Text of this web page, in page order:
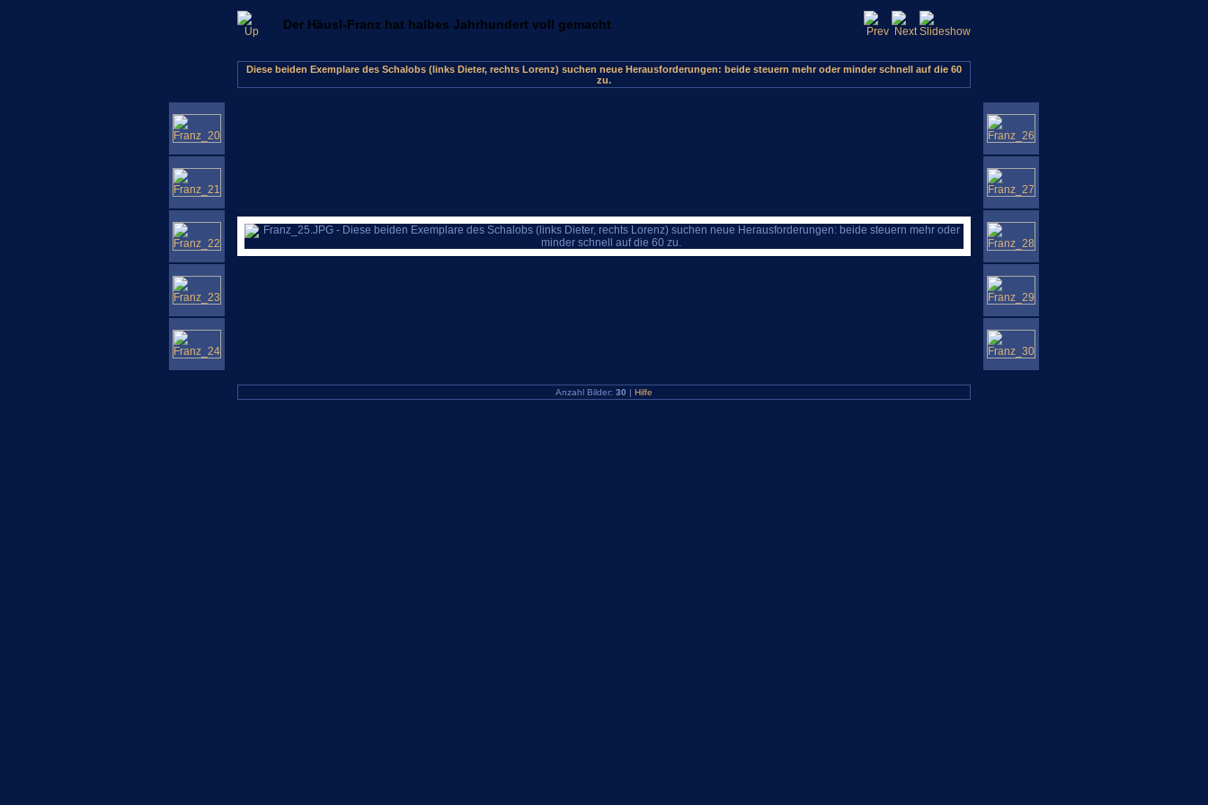
Der Häusl-Franz hat halbes Jahrhundert voll gemacht
Diese beiden Exemplare des Schalobs (links Dieter, rechts Lorenz) suchen neue Herausforderungen: beide steuern mehr oder minder schnell auf die 60
zu.
Anzahl Bilder: 30 | Hilfe